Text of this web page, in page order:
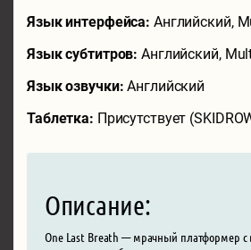
Язык интерфейса: Английский,
Язык субтитров:Английский,
Язык озвучки:Английский
Таблетка: Присутствует
Описание:
One Last Breath — мрачный платформер с